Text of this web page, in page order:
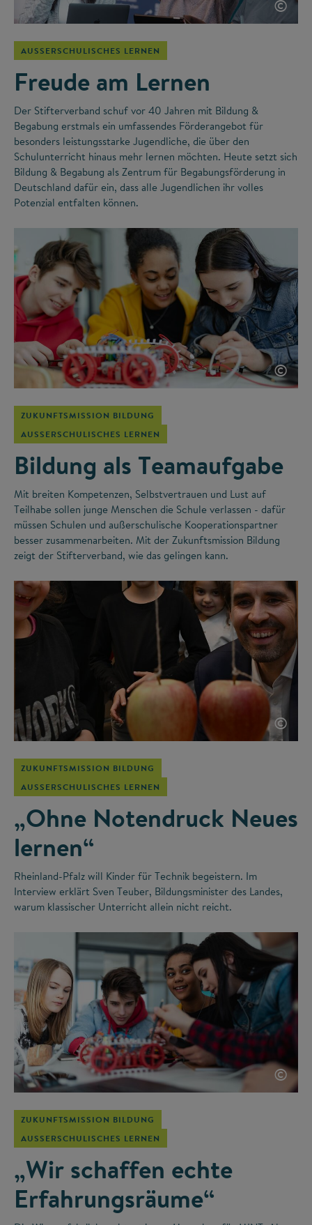
©
AUSSERSCHULISCHES LERNEN
Freude am Lernen
Der Stifterverband schuf vor 40 Jahren mit Bildung &
Begabung erstmals ein umfassendes Förderangebot für
besonders leistungsstarke Jugendliche, die über den
Schulunterricht hinaus mehr lernen möchten. Heute setzt sich
Bildung & Begabung als Zentrum für Begabungsförderung in
Deutschland dafür ein, dass alle Jugendlichen ihr volles
Potenzial entfalten können.
©
ZUKUNFTSMISSION BILDUNG
AUSSERSCHULISCHES LERNEN
Bildung als Teamaufgabe
Mit breiten Kompetenzen, Selbstvertrauen und Lust auf
Teilhabe sollen junge Menschen die Schule verlassen - dafür
müssen Schulen und außerschulische Kooperationspartner
besser zusammenarbeiten. Mit der Zukunftsmission Bildung
zeigt der Stifterverband, wie das gelingen kann.
©
ZUKUNFTSMISSION BILDUNG
AUSSERSCHULISCHES LERNEN
„Ohne Notendruck Neues
lernen“
Rheinland-Pfalz will Kinder für Technik begeistern. Im
Interview erklärt Sven Teuber, Bildungsminister des Landes,
warum klassischer Unterricht allein nicht reicht.
©
ZUKUNFTSMISSION BILDUNG
AUSSERSCHULISCHES LERNEN
„Wir schaffen echte
Erfahrungsräume“